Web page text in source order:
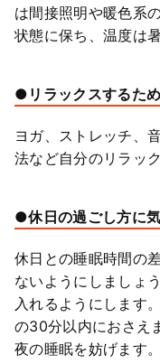
は間接照明や暖色系
状態に保ち、温度は
●リラックスするた
ヨガ、ストレッチ、
法など自分のリラッ
●休日の過ごし方に
休日との睡眠時間の
ないようにしましょ
入れるようにします
の30分以内におさえ
夜の睡眠を妨げます。